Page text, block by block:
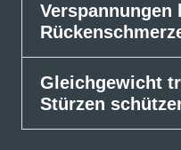
Verspannungen
Gleichgewicht
Stürzen